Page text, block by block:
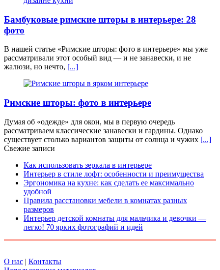
Бамбуковые римские шторы в интерьере: 28
фото
В нашей статье «Римские шторы: фото в интерьере» мы уже
рассматривали этот особый вид — и не занавески, и не
жалюзи, но нечто, [...]
Римские шторы: фото в интерьере
Думая об «одежде» для окон, мы в первую очередь
рассматриваем классические занавески и гардины. Однако
существует столько вариантов защиты от солнца и чужих [...]
Свежие записи
Как использовать зеркала в интерьере
Интерьер в стиле лофт: особенности и преимущества
Эргономика на кухне: как сделать ее максимально
удобной
Правила расстановки мебели в комнатах разных
размеров
Интерьер детской комнаты для мальчика и девочки —
легко! 70 ярких фотографий и идей
О нас | Контакты